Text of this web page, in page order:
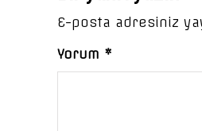
E-posta adresiniz
Yorum *